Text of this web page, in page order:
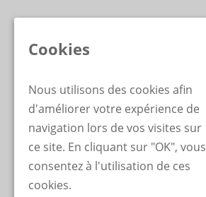
Cookies
Nous utilisons des cookies afin
d'améliorer votre expérience de
navigation lors de vos visites sur
ce site. En cliquant sur "OK", vous
consentez à l'utilisation de ces
cookies.